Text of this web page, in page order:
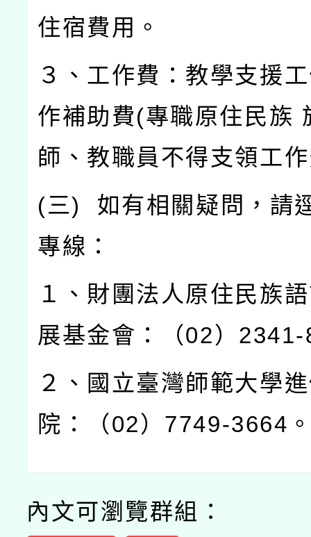
住宿費用。
３、工作費：教學支援
作補助費(專職原住民族
師、教職員不得支領工
(三) 如有相關疑問，請
專線：
１、財團法人原住民族
展基金會：（02）
２、國立臺灣師範大學
院：（02） 7749-3664
內文可瀏覽群組：